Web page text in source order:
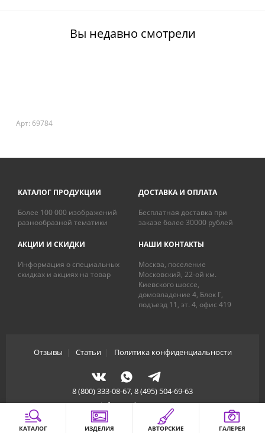
КАТАЛОГ ИЗДЕЛИЯ АВТОРСКИЕ ГАЛЕРЕЯ
Вы недавно смотрели
Арт: 69784
КАТАЛОГ ПРОДУКЦИИ
Более 100 000 изображений
разнообразной тематики
ДОСТАВКА И ОПЛАТА
Бесплатная доставка при
заказе более 30000 рублей
АКЦИИ И СКИДКИ
Информация о специальных
скидках и акциях на товар
НАШИ КОНТАКТЫ
Москва, поселение
Московский, 22-ой км.
Киевского шоссе,
домовладение 4, Блок Г,
подъезд 11, эт. 4, офис 419
Отзывы Статьи| Политика конфиденциальности
8 (800) 333-08-67, 8 (495) 504-69-63
info@artdecory.ru